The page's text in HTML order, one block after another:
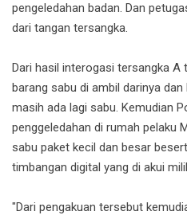
pengeledahan badan. Dan
dari tangan tersangka.
Dari hasil interogasi tersangka A
barang sabu di ambil darinya
masih ada lagi sabu. Kemudian
penggeledahan di rumah pelaku
sabu paket kecil dan besar
timbangan digital yang di akui
"Dari pengakuan tersebut